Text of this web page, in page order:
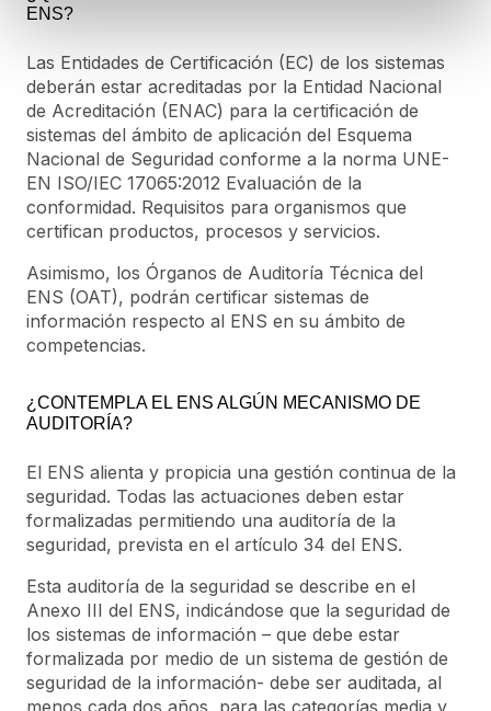
ENS?
Las Entidades de Certificación (EC) de los sistemas
deberán estar acreditadas por la Entidad Nacional
de Acreditación (ENAC) para la certificación de
sistemas del ámbito de aplicación del Esquema
Nacional de Seguridad conforme a la norma UNE-
EN ISO/IEC 17065:2012 Evaluación de la
conformidad. Requisitos para organismos que
certifican productos, procesos y servicios.
Asimismo, los Órganos de Auditoría Técnica del
ENS (OAT), podrán certificar sistemas de
información respecto al ENS en su ámbito de
competencias.
¿CONTEMPLA EL ENS ALGÚN MECANISMO DE
AUDITORÍA?
El ENS alienta y propicia una gestión continua de la
seguridad. Todas las actuaciones deben estar
formalizadas permitiendo una auditoría de la
seguridad, prevista en el artículo 34 del ENS.
Esta auditoría de la seguridad se describe en el
Anexo III del ENS, indicándose que la seguridad de
los sistemas de información – que debe estar
formalizada por medio de un sistema de gestión de
seguridad de la información- debe ser auditada, al